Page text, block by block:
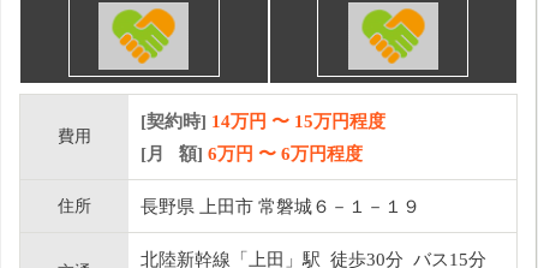
費用
[契約時] 14万円 〜 15万円程度
[月 額] 6万円 〜 6万円程度
住所 長野県 上田市 常磐城６－１－１９
北陸新幹線「上田」駅 徒歩30分 バス15分